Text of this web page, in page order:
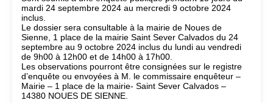
mardi 24 septembre 2024 au mercredi 9 octobre 2024
inclus.
Le dossier sera consultable à la mairie de Noues de
Sienne, 1 place de la mairie Saint Sever Calvados du 24
septembre au 9 octobre 2024 inclus du lundi au vendredi
de 9h00 à 12h00 et de 14h00 à 17h00.
Les observations pourront être consignées sur le registre
d’enquête ou envoyées à M. le commissaire enquêteur –
Mairie – 1 place de la mairie- Saint Sever Calvados –
14380 NOUES DE SIENNE.